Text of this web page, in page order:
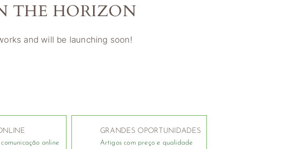
THE HORIZON
and will be launching soon!
online
GRANDES OPORTUNIDADES
Artigos com preço e qualidade